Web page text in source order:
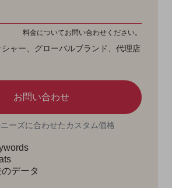
料金についてお問い合わせください。
ャー、グローバルブランド、代理店
お問い合わせ
ーズに合わせたカスタム価格
データ